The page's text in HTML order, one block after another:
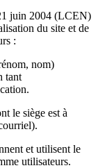
juin 2004 (LCEN)
du site et de
:
nom)
tant
le siège est à
et utilisent le
utilisateurs.